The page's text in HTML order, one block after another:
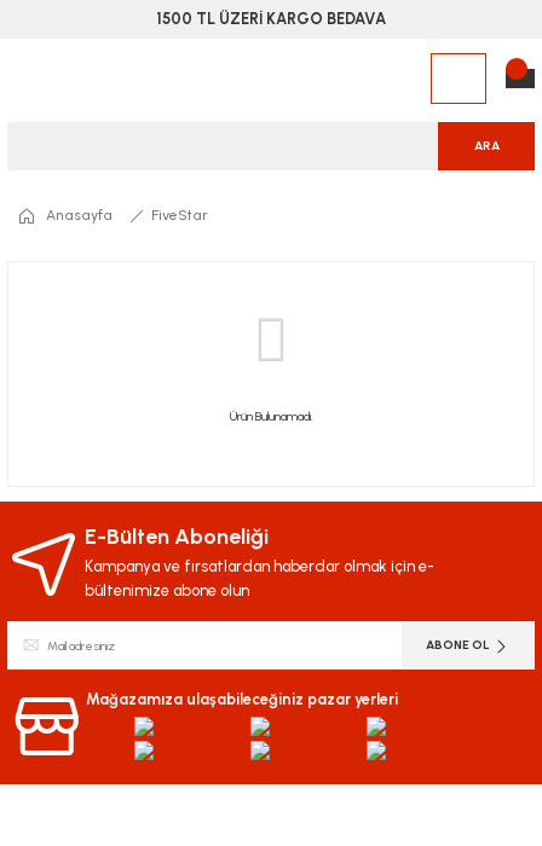
1500 TL ÜZERİ KARGO BEDAVA
ARA
Anasayfa FiveStar
Ürün Bulunamadı.
E-Bülten Aboneliği
Kampanya ve fırsatlardan haberdar olmak için e-
bültenimize abone olun
ABONE OL
Mağazamıza ulaşabileceğiniz pazar yerleri